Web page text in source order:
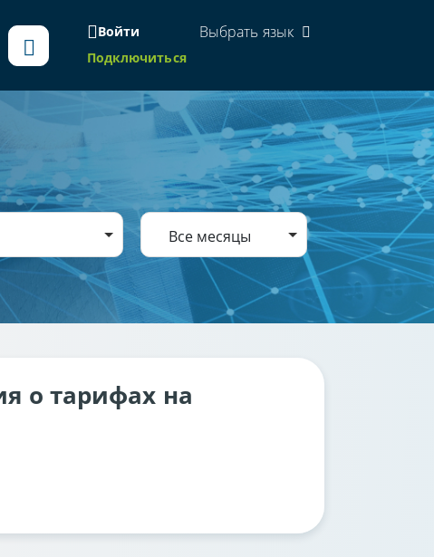
Войти
Подключиться
Выбрать язык
Все месяцы
о тарифах на